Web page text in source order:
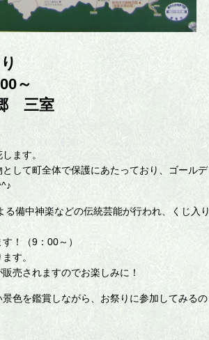
～
三室
ます。
して町全体で保護にあたっており、ゴールデ
備中神楽などの伝統芸能が行われ、くじ入り
！（9：00～）
す。
売されますのでお楽しみに！
色を鑑賞しながら、お祭りに参加してみるの